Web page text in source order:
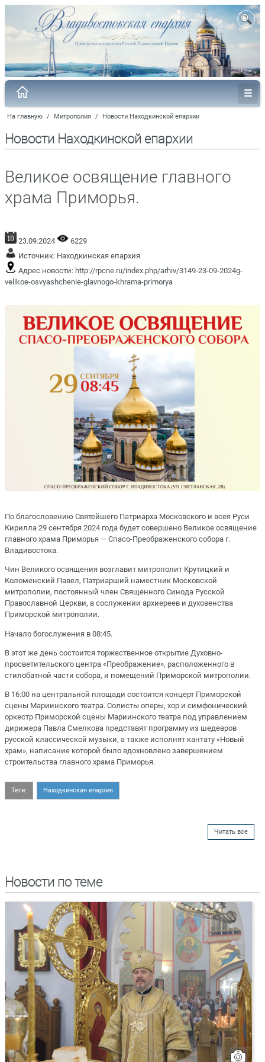
На главную / Митрополия / Новости Находкинской епархии
Новости Находкинской епархии
Великое освящение главного
храма Приморья.
23.09.2024
6229
Источник: Находкинская епархия
Адрес новости: http://rpcne.ru/index.php/arhiv/3149-23-09-2024g-
velikoe-osvyashchenie-glavnogo-khrama-primorya
По благословению Святейшего Патриарха Московского и всея Руси
Кирилла 29 сентября 2024 года будет совершено Великое освящение
главного храма Приморья — Спасо-Преображенского собора г.
Владивостока.
Чин Великого освящения возглавит митрополит Крутицкий и
Коломенский Павел, Патриарший наместник Московской
митрополии, постоянный член Священного Синода Русской
Православной Церкви, в сослужении архиереев и духовенства
Приморской митрополии.
Начало богослужения в 08:45.
В этот же день состоится торжественное открытие Духовно-
просветительского центра «Преображение», расположенного в
стилобатной части собора, и помещений Приморской митрополии.
В 16:00 на центральной площади состоится концерт Приморской
сцены Мариинского театра. Солисты оперы, хор и симфонический
оркестр Приморской сцены Мариинского театра под управлением
дирижера Павла Смелкова представят программу из шедевров
русской классической музыки, а также исполнят кантату «Новый
храм», написание которой было вдохновлено завершением
строительства главного храма Приморья.
Теги: Находкинская епархия
Читать все
Новости по теме